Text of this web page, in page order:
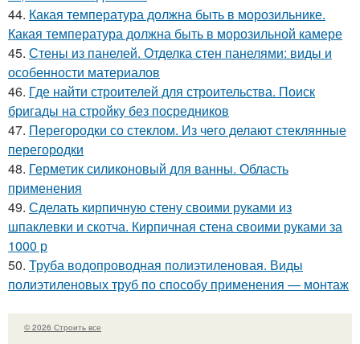
44. Какая температура должна быть в морозильнике.
Какая температура должна быть в морозильной камере
45. Стены из панелей. Отделка стен панелями: виды и
особенности материалов
46. Где найти строителей для строительства. Поиск
бригады на стройку без посредников
47. Перегородки со стеклом. Из чего делают стеклянные
перегородки
48. Герметик силиконовый для ванны. Область
применения
49. Сделать кирпичную стену своими руками из
шпаклевки и скотча. Кирпичная стена своими руками за
1000 р
50. Труба водопроводная полиэтиленовая. Виды
полиэтиленовых труб по способу применения — монтаж
© 2026 Строить все